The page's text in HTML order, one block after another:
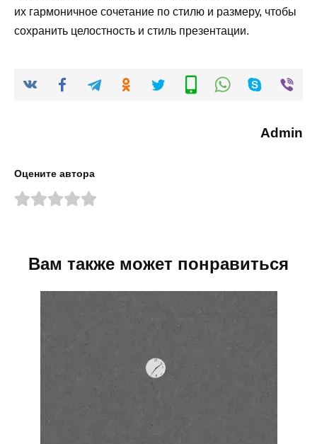
их гармоничное сочетание по стилю и размеру, чтобы
сохранить целостность и стиль презентации.
Admin
Оцените автора
Вам также может понравиться